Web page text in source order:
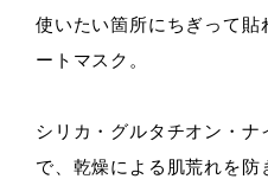
使いたい箇所にちぎって貼
ートマスク。
シリカ・グルタチオン・
で、乾燥による肌荒れを防